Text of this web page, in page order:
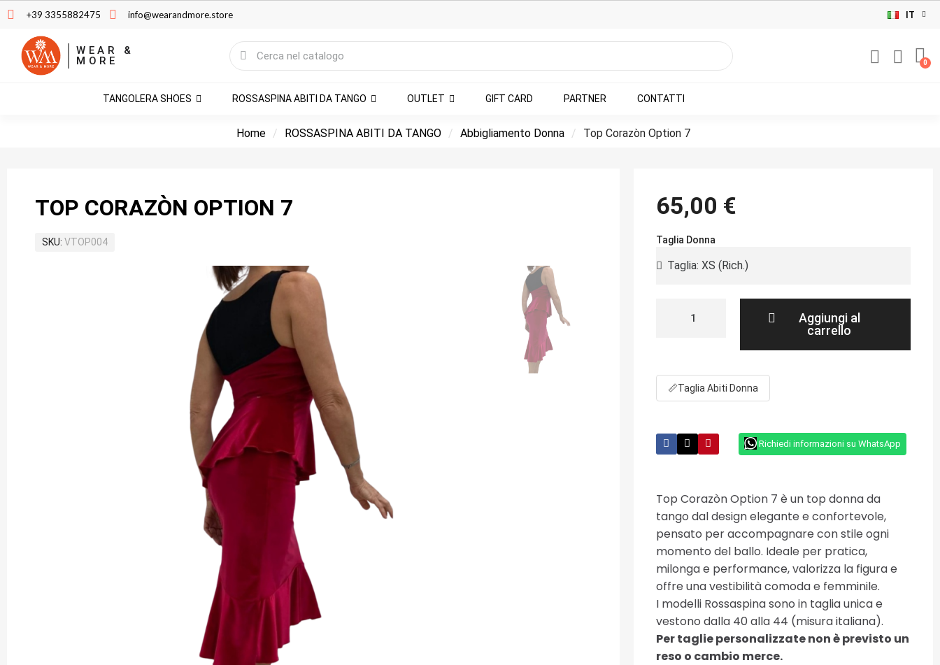
+39 3355882475 info@wearandmore.store IT
WEAR &
MORE
TANGOLERA SHOES ROSSASPINA ABITI DA TANGO OUTLET GIFT CARD PARTNER CONTATTI
Home ROSSASPINA ABITI DA TANGO Abbigliamento Donna Top Corazòn Option 7
TOP CORAZÒN OPTION 7
SKU VTOP004
65,00 €
Taglia Donna
Aggiungi al
carrello
📏Taglia Abiti Donna
Richiedi informazioni su WhatsApp
Top Corazòn Option 7 è un top donna da
tango dal design elegante e confortevole,
pensato per accompagnare con stile ogni
momento del ballo. Ideale per pratica,
milonga e performance, valorizza la figura e
offre una vestibilità comoda e femminile.
I modelli Rossaspina sono in taglia unica e
vestono dalla 40 alla 44 (misura italiana).
Per taglie personalizzate non è previsto un
reso o cambio merce.